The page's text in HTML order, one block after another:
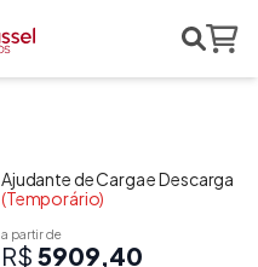
Search
Ajudante de Carga e Descarga
(Temporário)
a partir de
R$ 5909,40